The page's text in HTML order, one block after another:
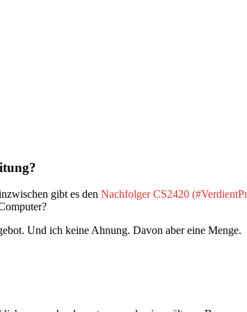
gibt es den Nachfolger CS2420
Und ich keine Ahnung. Davon aber eine Menge.